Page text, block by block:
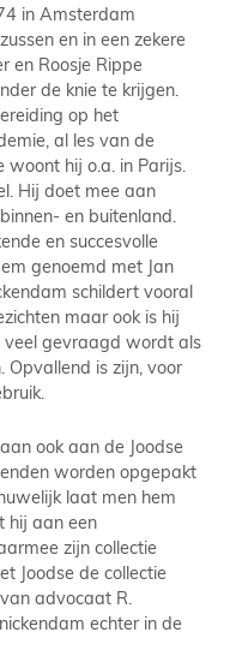
in Amsterdam
en in een zekere
en Roosje Rippe
de knie te krijgen.
op het
al les van de
woont hij o.a. in Parijs.
Hij doet mee aan
en buitenland.
en succesvolle
genoemd met Jan
schildert vooral
maar ook is hij
gevraagd wordt als
is zijn, voor
ook aan de Joodse
worden opgepakt
laat men hem
hij aan een
zijn collectie
Joodse de collectie
advocaat R.
echter in de